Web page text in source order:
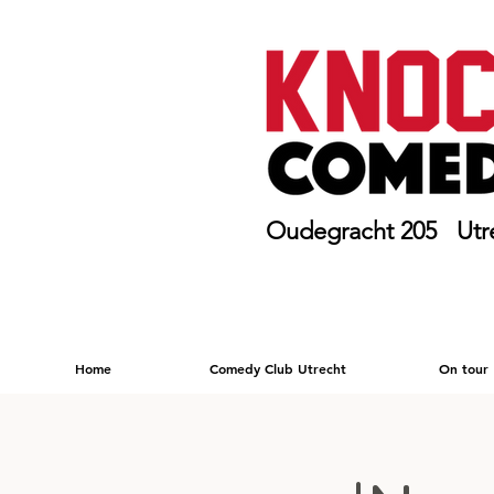
Oudegracht 205
Home Comedy Club Utrecht On tour